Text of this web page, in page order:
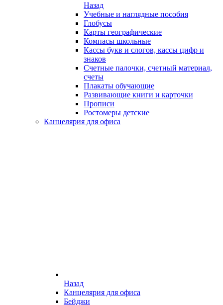
Назад
Учебные и наглядные пособия
Глобусы
Карты географические
Компасы школьные
Кассы букв и слогов, кассы цифр и
знаков
Счетные палочки, счетный материал,
счеты
Плакаты обучающие
Развивающие книги и карточки
Прописи
Ростомеры детские
Канцелярия для офиса
Назад
Канцелярия для офиса
Бейджи